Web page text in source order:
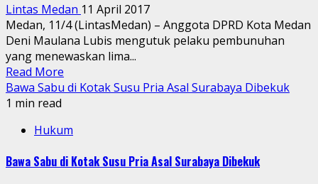
Lintas Medan 11 April 2017
Medan, 11/4 (LintasMedan) – Anggota DPRD Kota Medan
Deni Maulana Lubis mengutuk pelaku pembunuhan
yang menewaskan lima...
Read More
Bawa Sabu di Kotak Susu Pria Asal Surabaya Dibekuk
1 min read
Hukum
Bawa Sabu di Kotak Susu Pria Asal Surabaya Dibekuk